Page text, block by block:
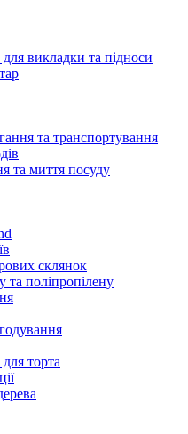
викладки та підноси
та транспортування
та миття посуду
склянок
та поліпропілену
торта